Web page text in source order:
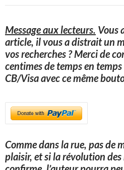
Message aux lecteurs. Vous
article, il vous a distrait un
vos recherches ? Merci de
centimes de temps en
CB/Visa avec ce même
Comme dans la rue, pas de
plaisir, et si la révolution